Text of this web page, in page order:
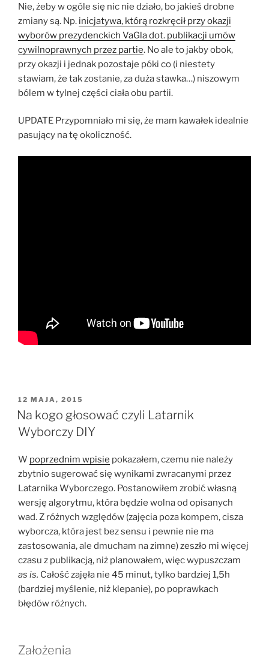
Nie, żeby w ogóle się nic nie działo, bo jakieś drobne
zmiany są. Np. inicjatywa, którą rozkręcił przy okazji
wyborów prezydenckich VaGla dot. publikacji umów
cywilnoprawnych przez partie. No ale to jakby obok,
przy okazji i jednak pozostaje póki co (i niestety
stawiam, że tak zostanie, za duża stawka…) niszowym
bólem w tylnej części ciała obu partii.
UPDATE Przypomniało mi się, że mam kawałek idealnie
pasujący na tę okoliczność.
OPUBLIKOWANE
W
12 MAJA, 2015
Na kogo głosować czyli Latarnik
Wyborczy DIY
W poprzednim wpisie pokazałem, czemu nie należy
zbytnio sugerować się wynikami zwracanymi przez
Latarnika Wyborczego. Postanowiłem zrobić własną
wersję algorytmu, która będzie wolna od opisanych
wad. Z różnych względów (zajęcia poza kompem, cisza
wyborcza, która jest bez sensu i pewnie nie ma
zastosowania, ale dmucham na zimne) zeszło mi więcej
czasu z publikacją, niż planowałem, więc wypuszczam
as is. Całość zajęła nie 45 minut, tylko bardziej 1,5h
(bardziej myślenie, niż klepanie), po poprawkach
błędów różnych.
Założenia